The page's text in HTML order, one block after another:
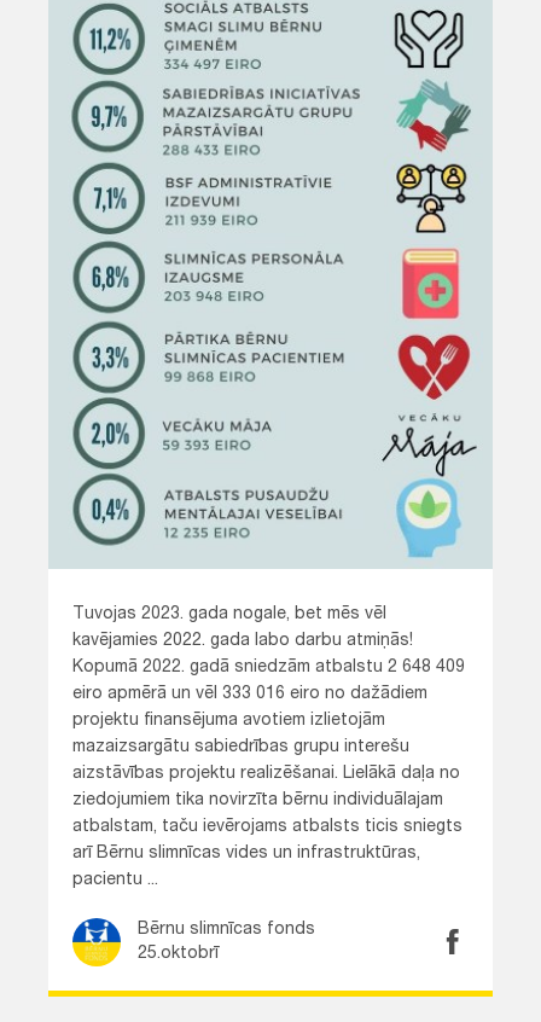
Tuvojas 2023. gada nogale, bet mēs vēl
kavējamies 2022. gada labo darbu atmiņās!
Kopumā 2022. gadā sniedzām atbalstu 2 648 409
eiro apmērā un vēl 333 016 eiro no dažādiem
projektu finansējuma avotiem izlietojām
mazaizsargātu sabiedrības grupu interešu
aizstāvības projektu realizēšanai. Lielākā daļa no
ziedojumiem tika novirzīta bērnu individuālajam
atbalstam, taču ievērojams atbalsts ticis sniegts
arī Bērnu slimnīcas vides un infrastruktūras,
pacientu ...
Bērnu slimnīcas fonds
25.oktobrī